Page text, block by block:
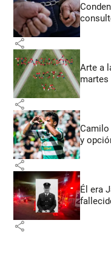
share
Arte a
martes
share
Camilo
y
share
Él era
share